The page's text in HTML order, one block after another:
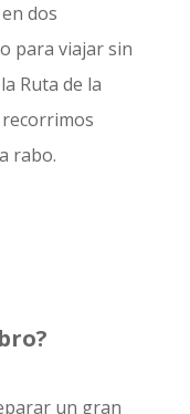
dos
para viajar sin
Ruta de la
rabo.